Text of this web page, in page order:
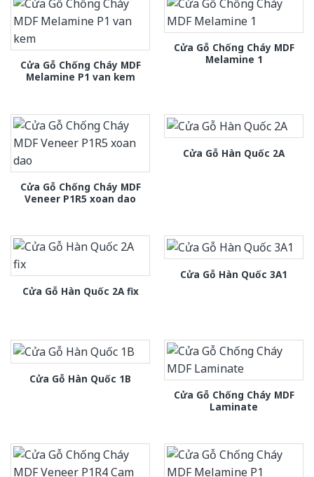
Cửa Gỗ Chống Cháy MDF
Melamine P1 van kem
Cửa Gỗ Chống Cháy MDF
Melamine 1
Cửa Gỗ Chống Cháy MDF
Veneer P1R5 xoan dao
Cửa Gỗ Hàn Quốc 2A
Cửa Gỗ Hàn Quốc 2A fix
Cửa Gỗ Hàn Quốc 3A1
Cửa Gỗ Hàn Quốc 1B
Cửa Gỗ Chống Cháy MDF
Laminate